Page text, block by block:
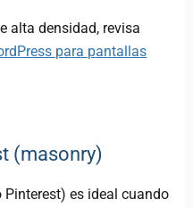
alta densidad, revisa
para pantallas
(masonry)
es ideal cuando